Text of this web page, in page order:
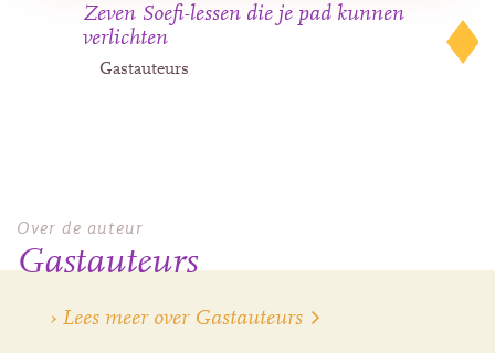
Zeven Soefi-lessen die je pad kunnen
verlichten
Gastauteurs
Over de auteur
Gastauteurs
› Lees meer over Gastauteurs